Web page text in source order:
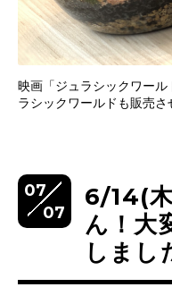
映画「ジュラシックワー
ラシックワールドも販売さ
07
07
6/14(
ん！大
しまし